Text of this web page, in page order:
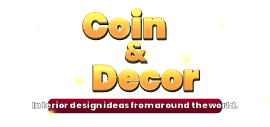
Coin
&
Decor
Coin
&
Decor
Coin
&
Decor
Coin
&
Decor
Interior design ideas from around the world.